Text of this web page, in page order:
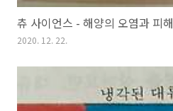
츄 사이언스 - 해양의 오염과 피해
2020. 12. 22.